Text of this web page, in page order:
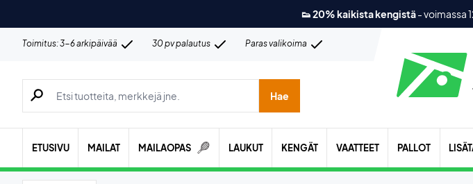
👟 20% kaikista kengistä-voimassa
Toimitus: 3-6 arkipäivää 30 pv palautus Paras valikoima
Hae tuotteita, merkkejä jne.
Hae
ETUSIVU MAILAT MAILAOPAS LAUKUT KENGÄT VAATTEET PALLOT